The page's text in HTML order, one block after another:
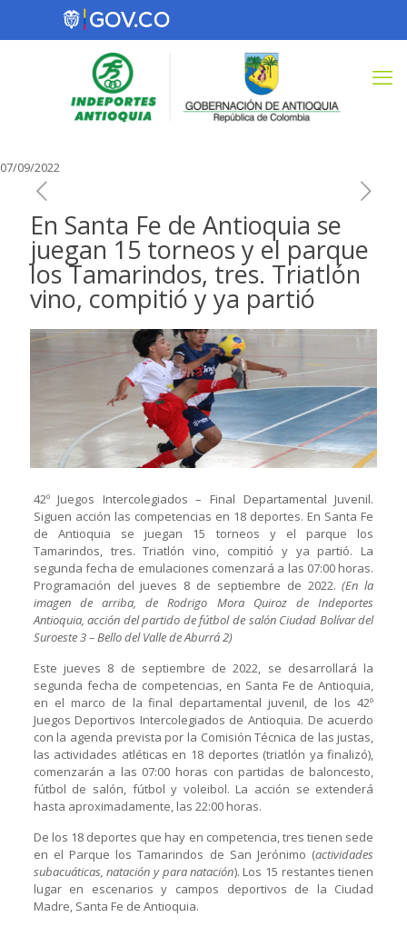
07/09/2022
En Santa Fe de Antioquia se
juegan 15 torneos y el parque
los Tamarindos, tres. Triatlón
vino, compitió y ya partió
42º Juegos Intercolegiados – Final Departamental Juvenil.
Siguen acción las competencias en 18 deportes. En Santa Fe
de Antioquia se juegan 15 torneos y el parque los
Tamarindos, tres. Triatlón vino, compitió y ya partió. La
segunda fecha de emulaciones comenzará a las 07:00 horas.
Programación del jueves 8 de septiembre de 2022.(En la
imagen de arriba, de Rodrigo Mora Quiroz de Indeportes
Antioquia, acción del partido de fútbol de salón Ciudad Bolívar del
Suroeste 3 – Bello del Valle de Aburrá 2)
Este jueves 8 de septiembre de 2022, se desarrollará la
segunda fecha de competencias, en Santa Fe de Antioquia,
en el marco de la final departamental juvenil, de los 42º
Juegos Deportivos Intercolegiados de Antioquia. De acuerdo
con la agenda prevista por la Comisión Técnica de las justas,
las actividades atléticas en 18 deportes (triatlón ya finalizó),
comenzarán a las 07:00 horas con partidas de baloncesto,
fútbol de salón, fútbol y voleibol. La acción se extenderá
hasta aproximadamente, las 22:00 horas.
De los 18 deportes que hay en competencia, tres tienen sede
en el Parque los Tamarindos de San Jerónimo (actividades
subacuáticas, natación y para natación). Los 15 restantes tienen
lugar en escenarios y campos deportivos de la Ciudad
Madre, Santa Fe de Antioquia.